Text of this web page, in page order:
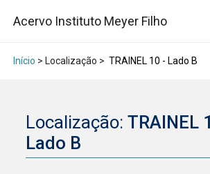
Acervo Instituto Meyer Filho
Início > Localização > TRAINEL 10 - Lado B
Localização:TRAINEL
Lado B